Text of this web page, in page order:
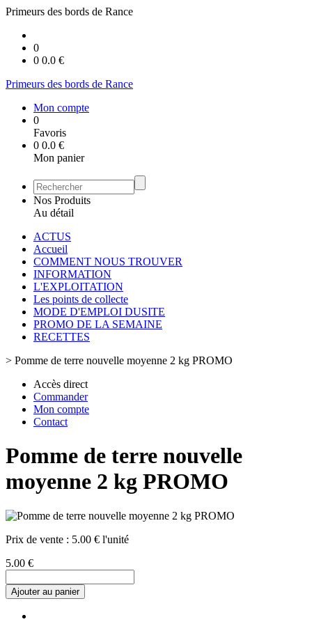
Primeurs des bords de Rance
0
0 0.0 €
Primeurs des bords de Rance
Mon compte
0
Favoris
0 0.0 €
Mon panier
Nos Produits
Au détail
ACTUS
Accueil
COMMENT NOUS TROUVER
INFORMATION
L'EXPLOITATION
Les points de collecte
MODE D'EMPLOI DUSITE
PROMO DE LA SEMAINE
RECETTES
> Pomme de terre nouvelle moyenne 2 kg PROMO
Accès direct
Commander
Mon compte
Contact
Pomme de terre nouvelle
moyenne 2 kg PROMO
Prix de vente : 5.00 € l'unité
5.00 €
Ajouter au panier